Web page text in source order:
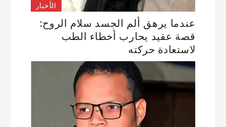
الأخبار
عندما يرهق ألم الجسد سلام الروح:
قصة عقيد يحارب أخطاء الطب
لاستعادة حركته